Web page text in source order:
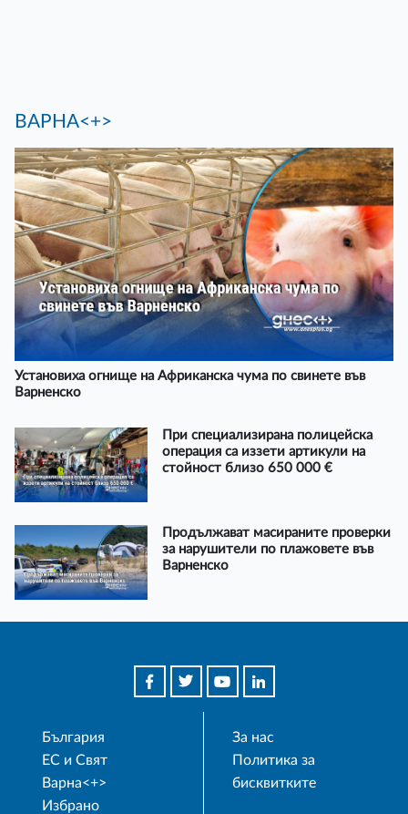
ВАРНА<+>
Установиха огнище на Африканска чума по свинете във
Варненско
При специализирана полицейска
операция са иззети артикули на
стойност близо 650 000 €
Продължават масираните проверки
за нарушители по плажовете във
Варненско
България
ЕС и Свят
Варна<+>
Избрано
За нас
Политика за
бисквитките